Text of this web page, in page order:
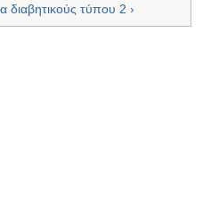
τύπου 2 ›